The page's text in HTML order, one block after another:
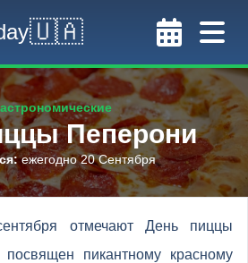
🇺🇦
Пеперони
:ежегодно 20 Сентября
отмечают День пиццы
пикантному красному